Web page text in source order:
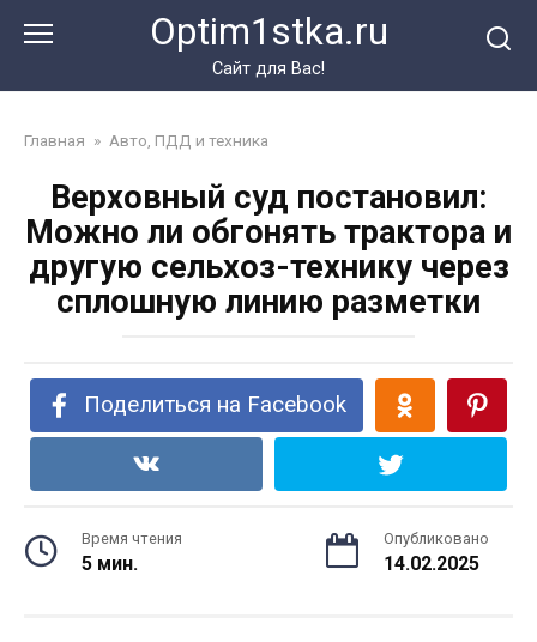
Optim1stka.ru
Сайт для Вас!
Главная » Авто, ПДД и техника
Верховный суд постановил:
Можно ли обгонять трактора и
другую сельхоз-технику через
сплошную линию разметки
Поделиться на Facebook
Время чтения
5 мин.
Опубликовано
14.02.2025